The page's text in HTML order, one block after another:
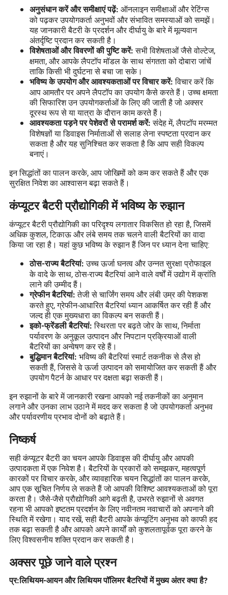
अनुसंधान करें और समीक्षाएं पढ़ें: ऑनलाइन समीक्षाओं और रेटिंग्स
को पढ़कर उपयोगकर्ता अनुभवों और संभावित समस्याओं को समझें।
यह जानकारी बैटरी के प्रदर्शन और दीर्घायु के बारे में मूल्यवान
अंतर्दृष्टि प्रदान कर सकती है।
विशेषताओं और विवरणों की पुष्टि करें: सभी विशेषताओं जैसे वोल्टेज,
क्षमता, और आपके लैपटॉप मॉडल के साथ संगतता को दोबारा जांचें
ताकि किसी भी दुर्घटना से बचा जा सके।
भविष्य के उपयोग और आवश्यकताओं पर विचार करें: विचार करें कि
आप आमतौर पर अपने लैपटॉप का उपयोग कैसे करते हैं। उच्च क्षमता
की सिफारिश उन उपयोगकर्ताओं के लिए की जाती है जो अक्सर
दूरस्थ रूप से या यात्रा के दौरान काम करते हैं।
आवश्यकता पड़ने पर पेशेवरों से परामर्श करें: संदेह में, लैपटॉप मरम्मत
विशेषज्ञों या डिवाइस निर्माताओं से सलाह लेना स्पष्टता प्रदान कर
सकता है और यह सुनिश्चित कर सकता है कि आप सही विकल्प
बनाएं।
इन सिद्धांतों का पालन करके, आप जोखिमों को कम कर सकते हैं और एक
सुरक्षित निवेश का आश्वासन बढ़ा सकते हैं।
कंप्यूटर बैटरी प्रौद्योगिकी में भविष्य के रुझान
कंप्यूटर बैटरी प्रौद्योगिकी का परिदृश्य लगातार विकसित हो रहा है, जिसमें
अधिक कुशल, टिकाऊ और लंबे समय तक चलने वाली बैटरियों का वादा
किया जा रहा है। यहां कुछ भविष्य के रुझान हैं जिन पर ध्यान देना चाहिए:
ठोस-राज्य बैटरियां: उच्च ऊर्जा घनत्व और उन्नत सुरक्षा प्रोफाइल
के वादे के साथ, ठोस-राज्य बैटरियां आने वाले वर्षों में उद्योग में क्रांति
लाने की उम्मीद हैं।
ग्रेफीन बैटरियां: तेजी से चार्जिंग समय और लंबी उम्र की पेशकश
करते हुए, ग्रेफीन-आधारित बैटरियां ध्यान आकर्षित कर रही हैं और
जल्द ही एक मुख्यधारा का विकल्प बन सकती हैं।
इको-फ्रेंडली बैटरियां: स्थिरता पर बढ़ते जोर के साथ, निर्माता
पर्यावरण के अनुकूल उत्पादन और निपटान प्रक्रियाओं वाली
बैटरियों का अन्वेषण कर रहे हैं।
बुद्धिमान बैटरियां: भविष्य की बैटरियां स्मार्ट तकनीक से लैस हो
सकती हैं, जिससे वे ऊर्जा उत्पादन को समायोजित कर सकती हैं और
उपयोग पैटर्न के आधार पर दक्षता बढ़ा सकती हैं।
इन रुझानों के बारे में जानकारी रखना आपको नई तकनीकों का अनुमान
लगाने और उनका लाभ उठाने में मदद कर सकता है जो उपयोगकर्ता अनुभव
और पर्यावरणीय प्रभाव दोनों को बढ़ाते हैं।
निष्कर्ष
सही कंप्यूटर बैटरी का चयन आपके डिवाइस की दीर्घायु और आपकी
उत्पादकता में एक निवेश है। बैटरियों के प्रकारों को समझकर, महत्वपूर्ण
कारकों पर विचार करके, और व्यावहारिक चयन सिद्धांतों का पालन करके,
आप एक सूचित निर्णय ले सकते हैं जो आपकी विशिष्ट आवश्यकताओं को पूरा
करता है। जैसे-जैसे प्रौद्योगिकी आगे बढ़ती है, उभरते रुझानों से अवगत
रहना भी आपको इष्टतम प्रदर्शन के लिए नवीनतम नवाचारों को अपनाने की
स्थिति में रखेगा। याद रखें, सही बैटरी आपके कंप्यूटिंग अनुभव को काफी हद
तक बढ़ा सकती है और आपको अपने कार्यों को कुशलतापूर्वक पूरा करने के
लिए विश्वसनीय शक्ति प्रदान कर सकती है।
अक्सर पूछे जाने वाले प्रश्न
प्र:लिथियम-आयन और लिथियम पॉलिमर बैटरियों में मुख्य अंतर क्या है?